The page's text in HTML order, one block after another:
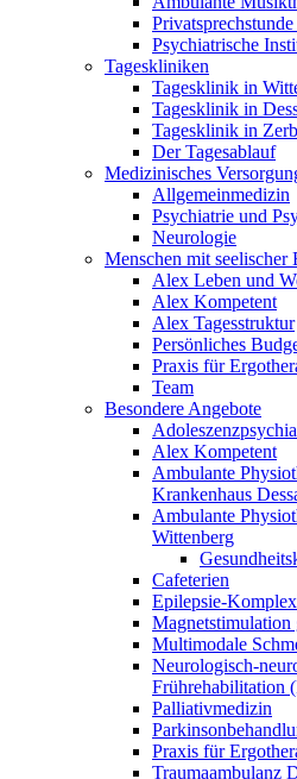
Psychiatrische
Tageskliniken
Tagesklinik in
Tagesklinik in
Tagesklinik in
Der Tagesablauf
Medizinisches
Allgemeinmedizin
Psychiatrie und
Neurologie
Menschen mit seelischer
Alex Leben und
Alex Kompetent
Alex Tagesstruktur
Persönliches
Praxis für
Team
Besondere Angebote
Alex Kompetent
Ambulante
Krankenhaus
Ambulante
Wittenberg
Cafeterien
Epilepsie-
Magnetstimulation
Multimodale
Neurologisch-
Frührehabilitation
Palliativmedizin
Praxis für
Traumaambulanz